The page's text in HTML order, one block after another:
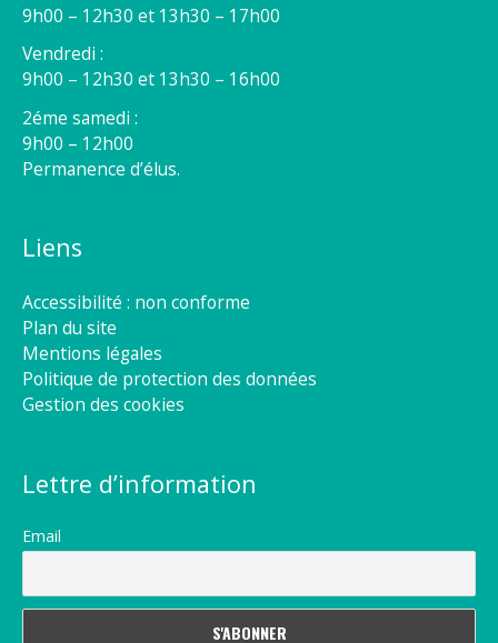
9h00 – 12h30 et 13h30 – 17h00
Vendredi :
9h00 – 12h30 et 13h30 – 16h00
2éme samedi :
9h00 – 12h00
Permanence d’élus.
Liens
Accessibilité : non conforme
Plan du site
Mentions légales
Politique de protection des données
Gestion des cookies
Lettre d’information
Email